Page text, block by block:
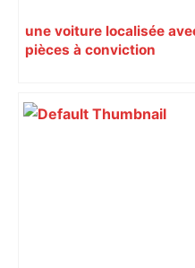
une voiture localisée
pièces à conviction